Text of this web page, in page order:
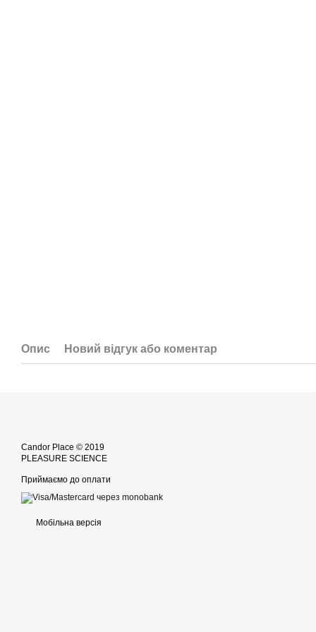
Опис Новий відгук або коментар
Candor Place © 2019
PLEASURE SCIENCE
Приймаємо до оплати
Мобільна версія